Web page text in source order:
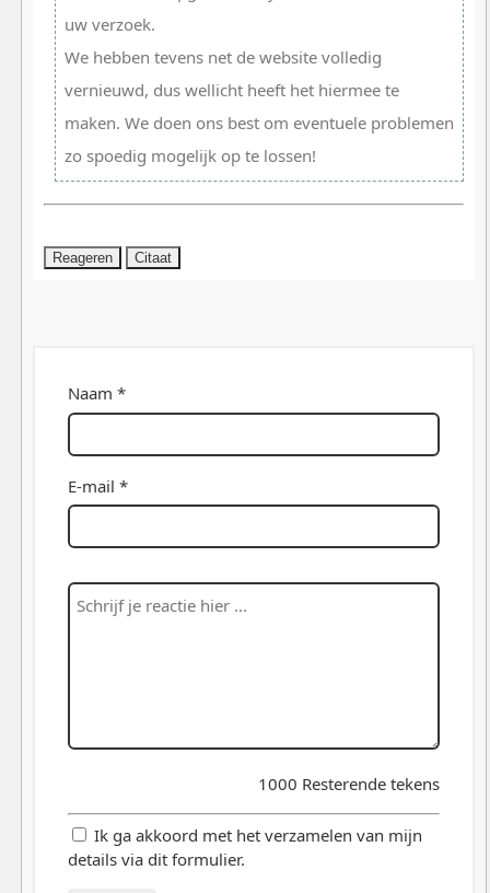
uw verzoek.
We hebben tevens net de website volledig
vernieuwd, dus wellicht heeft het hiermee te
maken. We doen ons best om eventuele problemen
zo spoedig mogelijk op te lossen!
Reageren Citaat
Naam *
E-mail *
1000 Resterende tekens
Ik ga akkoord met het verzamelen van mijn
details via dit formulier.